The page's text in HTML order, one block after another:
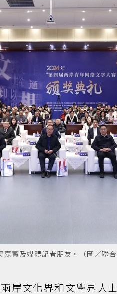
賓及媒體記者朋友。（圖／聯合
岸文化界和文學界人